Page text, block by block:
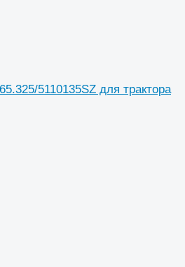
5110135SZ для трактора